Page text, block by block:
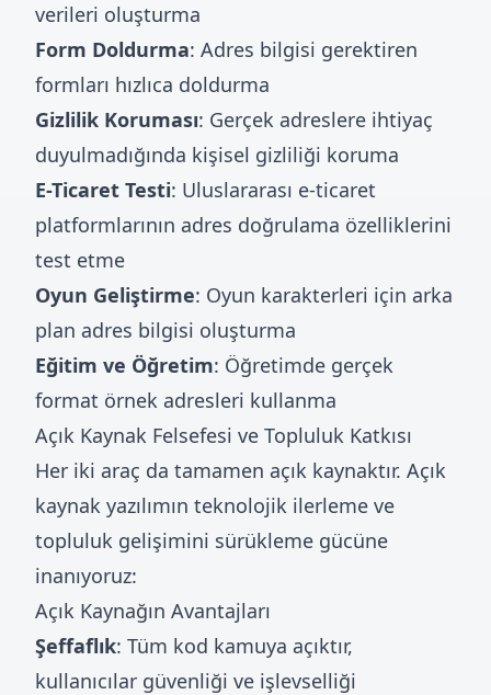
verileri oluşturma
Form Doldurma: Adres bilgisi gerektiren
formları hızlıca doldurma
Gizlilik Koruması: Gerçek adreslere ihtiyaç
duyulmadığında kişisel gizliliği koruma
E-Ticaret Testi: Uluslararası e-ticaret
platformlarının adres doğrulama özelliklerini
test etme
Oyun Geliştirme: Oyun karakterleri için arka
plan adres bilgisi oluşturma
Eğitim ve Öğretim: Öğretimde gerçek
format örnek adresleri kullanma
Açık Kaynak Felsefesi ve Topluluk Katkısı
Her iki araç da tamamen açık kaynaktır. Açık
kaynak yazılımın teknolojik ilerleme ve
topluluk gelişimini sürükleme gücüne
inanıyoruz:
Açık Kaynağın Avantajları
Şeffaflık: Tüm kod kamuya açıktır,
kullanıcılar güvenliği ve işlevselliği